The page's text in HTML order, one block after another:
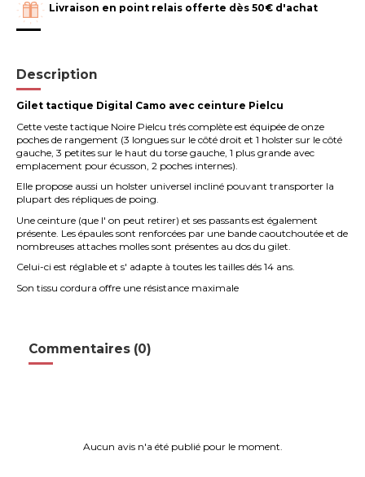
Livraison en point relais offerte dès 50€ d'achat
Description
Gilet tactique Digital Camo avec ceinture Pielcu
Cette veste tactique Noire Pielcu trés complète est équipée de onze
poches de rangement (3 longues sur le côté droit et 1 holster sur le côté
gauche, 3 petites sur le haut du torse gauche, 1 plus grande avec
emplacement pour écusson, 2 poches internes).
Elle propose aussi un holster universel incliné pouvant transporter la
plupart des répliques de poing.
Une ceinture (que l' on peut retirer) et ses passants est également
présente. Les épaules sont renforcées par une bande caoutchoutée et de
nombreuses attaches molles sont présentes au dos du gilet.
Celui-ci est réglable et s' adapte à toutes les tailles dés 14 ans.
Son tissu cordura offre une résistance maximale
Commentaires (0)
Aucun avis n'a été publié pour le moment.